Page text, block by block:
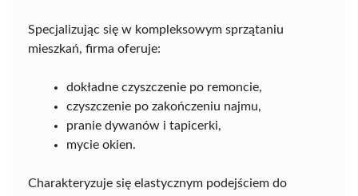
Specjalizując się w kompleksowym sprzątaniu
mieszkań, firma oferuje:
dokładne czyszczenie po remoncie,
czyszczenie po zakończeniu najmu,
pranie dywanów i tapicerki,
mycie okien.
Charakteryzuje się elastycznym podejściem do